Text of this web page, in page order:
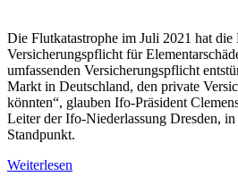
Die Flutkatastrophe im Juli 2021 hat die
Versicherungspflicht für
umfassenden Versicherungspflicht
Markt in Deutschland, den private
könnten“, glauben Ifo-Präsident
Leiter der Ifo-Niederlassung Dresden,
Standpunkt.
Weiterlesen